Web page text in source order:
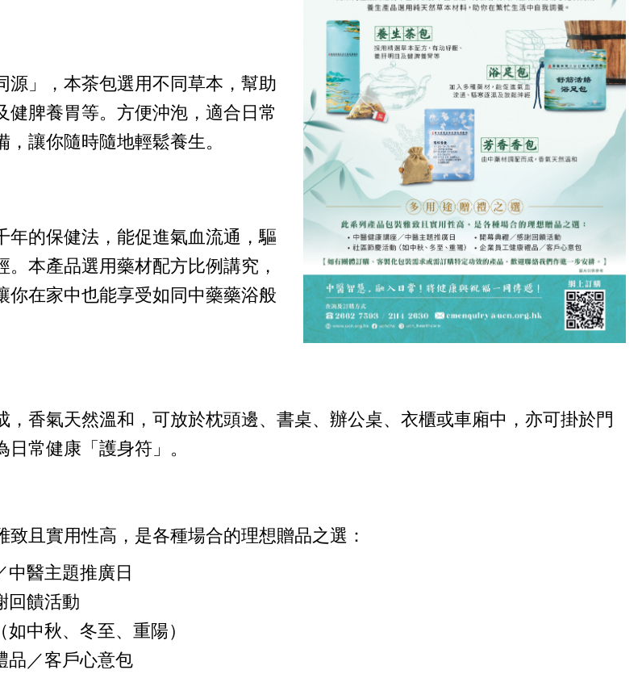
源」，本茶包選用不同草本，幫助
健脾養胃等。方便沖泡，適合日常
讓你隨時隨地輕鬆養生。
年的保健法，能促進氣血流通，驅
。本產品選用藥材配方比例講究，
你在家中也能享受如同中藥藥浴般
，香氣天然溫和，可放於枕頭邊、書桌、辦公桌、衣櫃或車廂中，亦可掛於門
日常健康「護身符」。
致且實用性高，是各種場合的理想贈品之選：
中醫主題推廣日
回饋活動
中秋、冬至、重陽）
品／客戶心意包